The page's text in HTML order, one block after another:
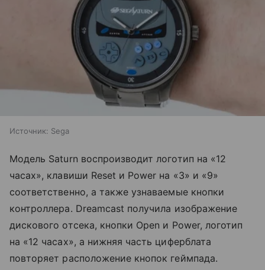
Источник: Sega
Модель Saturn воспроизводит логотип на «12
часах», клавиши Reset и Power на «3» и «9»
соответственно, а также узнаваемые кнопки
контроллера. Dreamcast получила изображение
дискового отсека, кнопки Open и Power, логотип
на «12 часах», а нижняя часть циферблата
повторяет расположение кнопок геймпада.